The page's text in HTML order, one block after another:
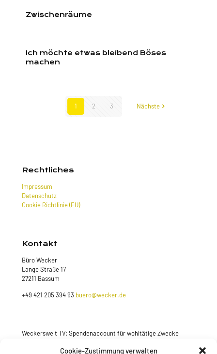
Cookie-Zustimmung verwalten
Zwischenräume
Ich möchte etwas bleibend Böses
machen
1 2 3 Nächste
Rechtliches
Impressum
Datenschutz
Cookie Richtlinie (EU)
Kontakt
Büro Wecker
Lange Straße 17
27211 Bassum
+49 421 205 394 93 buero@wecker.de
Weckerswelt TV: Spendenaccount für wohltätige Zwecke
Jetzt spenden